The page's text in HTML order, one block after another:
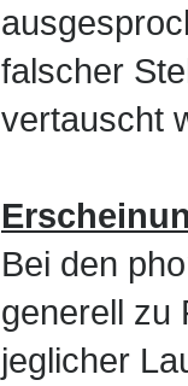
falscher
vertauscht
Bei den
generell zu
jeglicher